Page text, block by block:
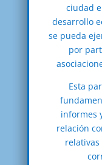
ciudad
desarrollo
se pueda
por
Esta
informes
relación